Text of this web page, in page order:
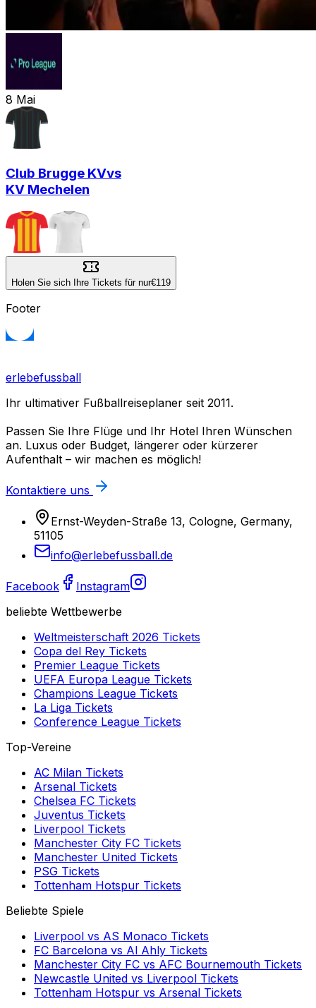
8 Mai
Club Brugge KVvs
KV Mechelen
Holen Sie sich Ihre Tickets für nur€119
Footer
erlebefussball
Ihr ultimativer Fußballreiseplaner seit 2011.
Passen Sie Ihre Flüge und Ihr Hotel Ihren Wünschen
an. Luxus oder Budget, längerer oder kürzerer
Aufenthalt – wir machen es möglich!
Kontaktiere uns
Ernst-Weyden-Straße 13, Cologne, Germany,
51105
info@erlebefussball.de
Facebook
Instagram
beliebte Wettbewerbe
Weltmeisterschaft 2026 Tickets
Copa del Rey Tickets
Premier League Tickets
UEFA Europa League Tickets
Champions League Tickets
La Liga Tickets
Conference League Tickets
Top-Vereine
AC Milan Tickets
Arsenal Tickets
Chelsea FC Tickets
Juventus Tickets
Liverpool Tickets
Manchester City FC Tickets
Manchester United Tickets
PSG Tickets
Tottenham Hotspur Tickets
Beliebte Spiele
Liverpool vs AS Monaco Tickets
FC Barcelona vs Al Ahly Tickets
Manchester City FC vs AFC Bournemouth Tickets
Newcastle United vs Liverpool Tickets
Tottenham Hotspur vs Arsenal Tickets